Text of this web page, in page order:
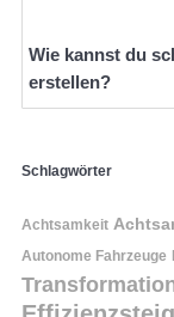
Wie kannst du
erstellen?
Schlagwörter
Achtsamkeit
Autonome Fahrzeuge